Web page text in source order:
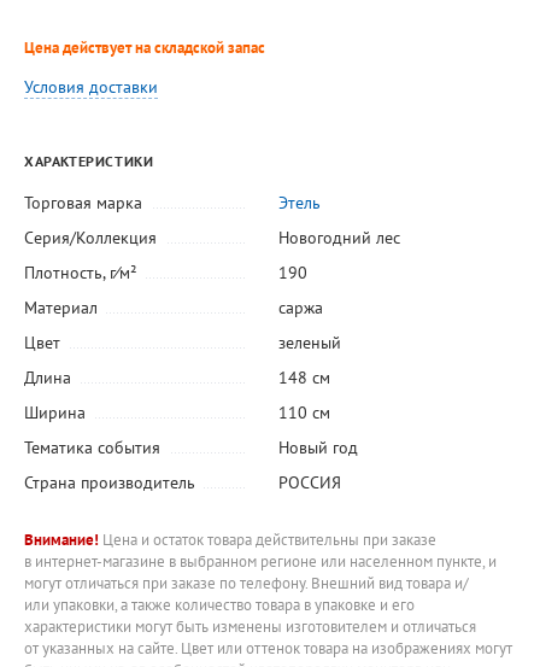
Цена действует на складской запас
Условия доставки
ХАРАКТЕРИСТИКИ
Торговая марка
Этель
Серия/Коллекция
Новогодний лес
Плотность, г⁄м²
190
Материал
саржа
Цвет
зеленый
Длина
148 см
Ширина
110 см
Тематика события
Новый год
Страна производитель
РОССИЯ
Внимание! Цена и остаток товара действительны при заказе
в интернет-магазине в выбранном регионе или населенном пункте, и
могут отличаться при заказе по телефону. Внешний вид товара и/
или упаковки, а также количество товара в упаковке и его
характеристики могут быть изменены изготовителем и отличаться
от указанных на сайте. Цвет или оттенок товара на изображениях могут